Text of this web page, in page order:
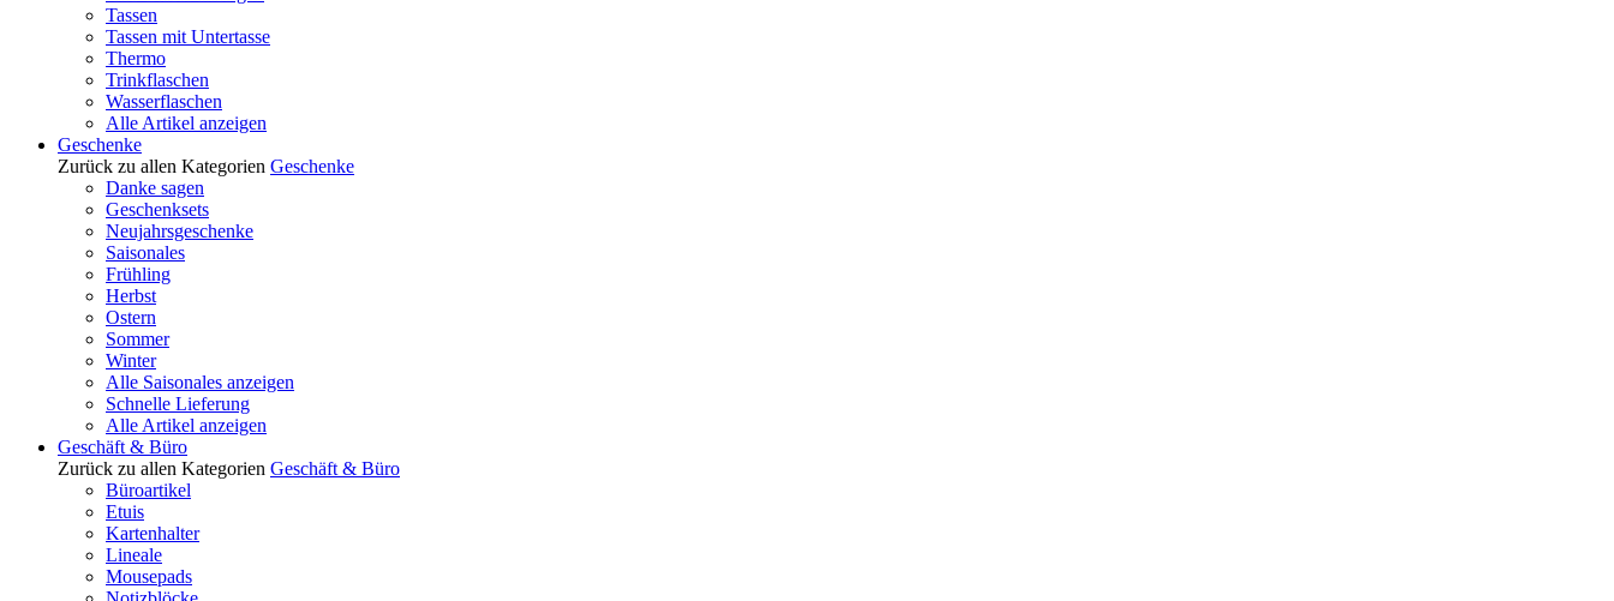
Tassen
Tassen mit Untertasse
Thermo
Trinkflaschen
Wasserflaschen
Alle Artikel anzeigen
Geschenke
Zurück zu allen Kategorien Geschenke
Danke sagen
Geschenksets
Neujahrsgeschenke
Saisonales
Frühling
Herbst
Ostern
Sommer
Winter
Alle Saisonales anzeigen
Schnelle Lieferung
Alle Artikel anzeigen
Geschäft & Büro
Zurück zu allen Kategorien Geschäft & Büro
Büroartikel
Etuis
Kartenhalter
Lineale
Mousepads